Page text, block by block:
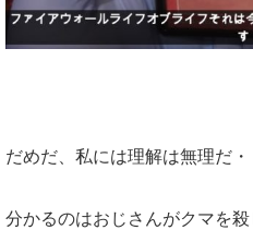
だめだ、私には理解は無理だ・
分かるのはおじさんがクマを殺